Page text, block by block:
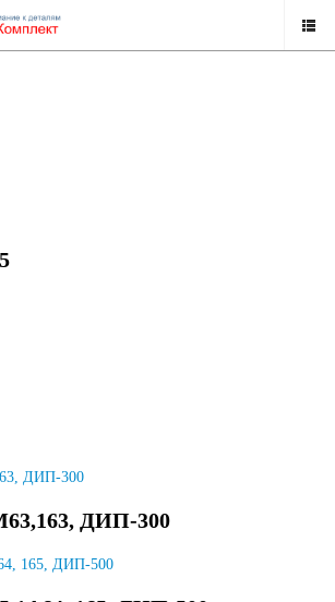
К СТАНКАМ
ДИП-300
ДИП-300
165, ДИП-500